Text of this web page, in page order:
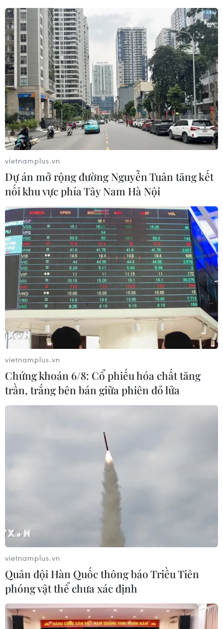
Cá chết nổi ‘trắng’ hồ điều tiết ở
thành phố Đà Nẵng
16/06/2019 05:01
Sáng 16/6, tại Hồ điều tiết Thạc Gián-Vĩnh Trung, thành
phố Đà Nẵng lại xảy ra tình trạng cá chết hàng loạt,
bốc mùi hôi thối.
vietnamplus.vn
Dự án mở rộng đường Nguyễn Tuân tăng kết
nối khu vực phía Tây Nam Hà Nội
vietnamplus.vn
Chứng khoán 6/8: Cổ phiếu hóa chất tăng
trần, trắng bên bán giữa phiên đỏ lửa
vietnamplus.vn
Quân đội Hàn Quốc thông báo Triều Tiên
phóng vật thể chưa xác định